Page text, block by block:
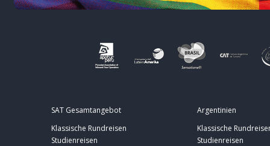
SAT Gesamtangebot
Klassische Rundreisen
Studienreisen
Argentinien
Klassische
Studienreisen